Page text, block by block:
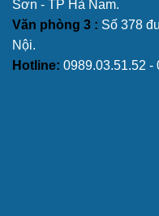
Sơn - TP Hà Nam.
Văn phòng 3 : Số 378
Nội.
Hotline: 0989.03.51.52 -